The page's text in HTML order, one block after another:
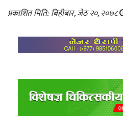
प्रकाशित मिति: बिहीबार, जेठ २०, २०७८